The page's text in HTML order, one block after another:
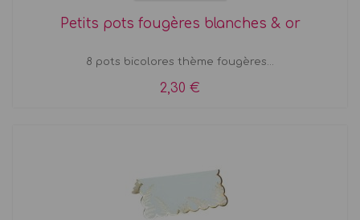
Petits pots fougères blanches & or
8 pots bicolores thème fougères...
2,30 €